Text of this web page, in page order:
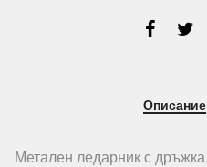
Описание
Метален ледарник с